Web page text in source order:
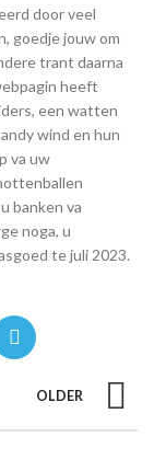
door veel
goedje jouw om
trant daarna
heeft
een watten
wind en hun
va uw
banken va
noga, u
te juli 2023.
OLDER